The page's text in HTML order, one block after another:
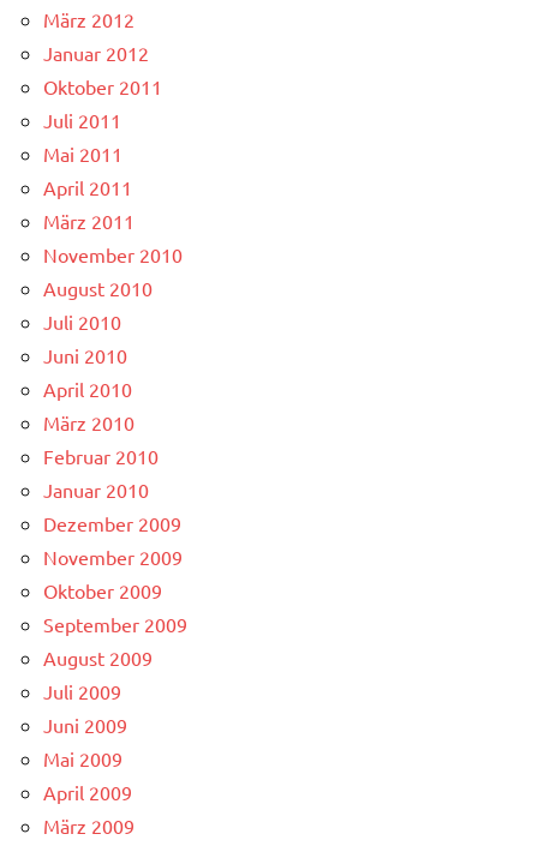
März 2012
Januar 2012
Oktober 2011
Juli 2011
Mai 2011
April 2011
März 2011
November 2010
August 2010
Juli 2010
Juni 2010
April 2010
März 2010
Februar 2010
Januar 2010
Dezember 2009
November 2009
Oktober 2009
September 2009
August 2009
Juli 2009
Juni 2009
Mai 2009
April 2009
März 2009